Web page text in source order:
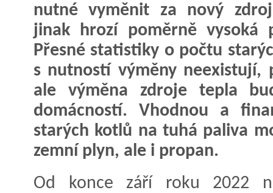
nutné vyměnit za nový
jinak hrozí poměrně vysoká
Přesné statistiky o počtu
s nutností výměny neexistují,
ale výměna zdroje tepla
domácností. Vhodnou a
starých kotlů na tuhá paliva
zemní plyn, ale i propan.
Od konce září roku 2022